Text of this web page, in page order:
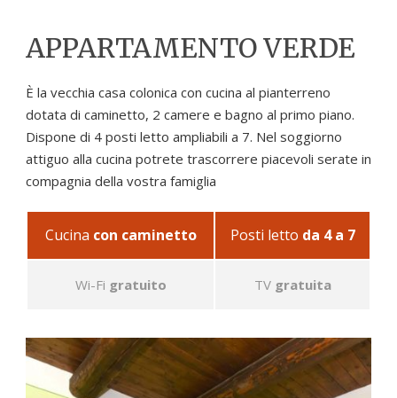
APPARTAMENTO VERDE
È la vecchia casa colonica con cucina al pianterreno
dotata di caminetto, 2 camere e bagno al primo piano.
Dispone di 4 posti letto ampliabili a 7. Nel soggiorno
attiguo alla cucina potrete trascorrere piacevoli serate in
compagnia della vostra famiglia
Cucina con caminetto Posti letto da 4 a 7
Wi-Fi gratuito TV gratuita